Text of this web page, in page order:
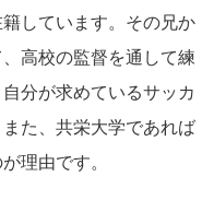
しています。その兄か
高校の監督を通して練
分が求めているサッカ
た、共栄大学であれば
理由です。